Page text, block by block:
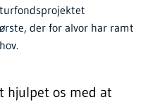
der for alvor har ramt
hjulpet os med at